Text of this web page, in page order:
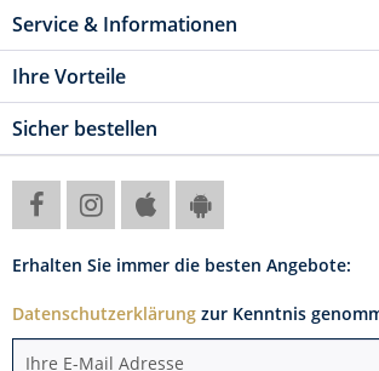
Service & Informationen
Ihre Vorteile
Sicher bestellen
Erhalten Sie immer die besten Angebote:
Datenschutzerklärung zur Kenntnis